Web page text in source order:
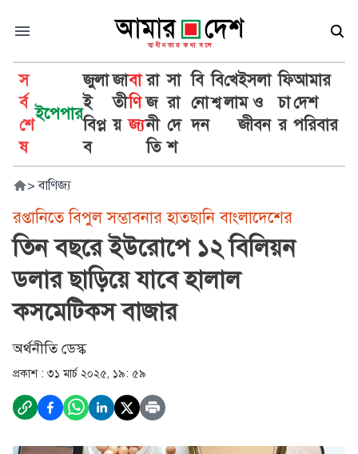
স
র্ব
শে
ষ
ইপেপার
জুলা
ই
বিপ্ল
ব
জা
তী
য়
বা
ণি
জ্য
রা
জ
নী
তি
সা
রা
দে
শ
বি
নো
দন
বি
শ্ব
খে
লা
ইসলা
ম ও
জীবন
ফি
চা
র
আমার
দেশ
পরিবার
> বাণিজ্য
রপ্তানিতে বিপুল সম্ভাবনার হাতছানি বাংলাদেশের
তিন বছরে ইউরোপে ১২ বিলিয়ন
ডলার ছাড়িয়ে যাবে হালাল
কসমেটিকস বাজার
অর্থনীতি ডেস্ক
প্রকাশ : ৩১ মার্চ ২০২৫, ১৯: ৫৯